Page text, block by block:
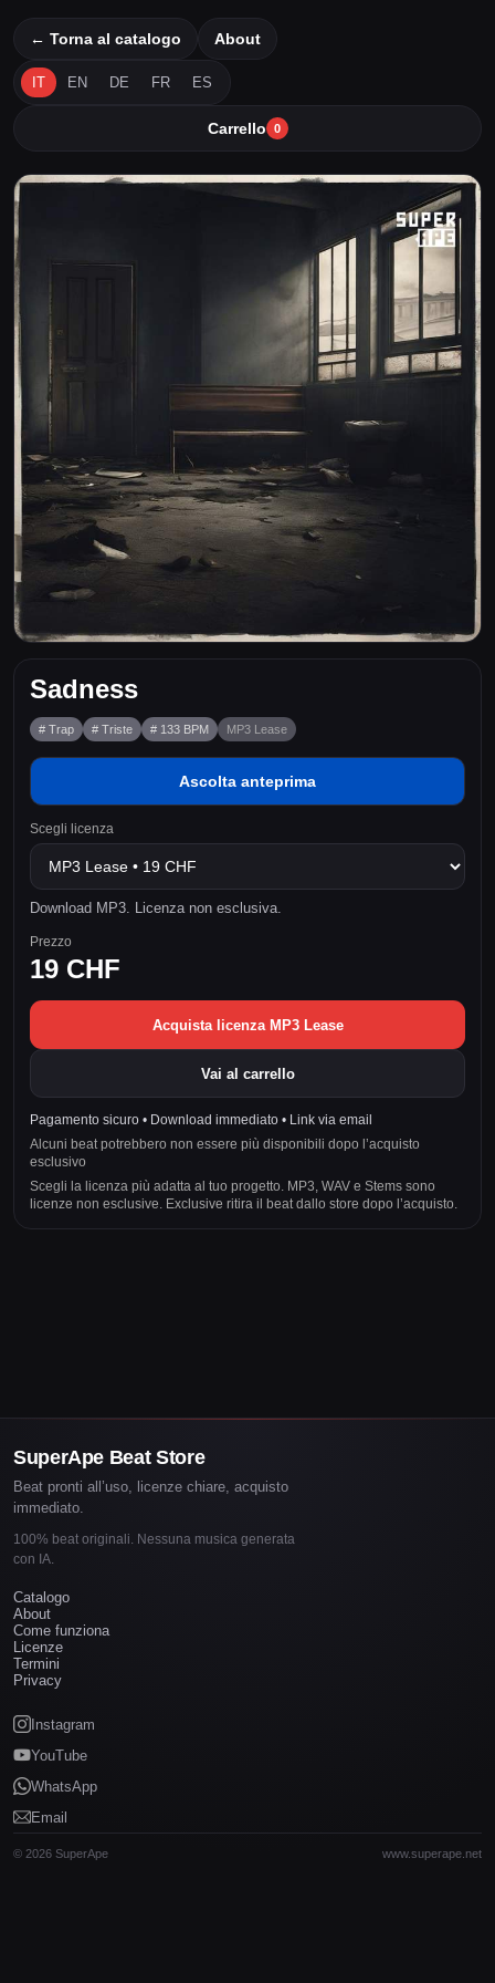
← Torna al catalogo About
IT EN DE FR ES
Carrello 0
Sadness
# Trap # Triste # 133 BPM MP3 Lease
Ascolta anteprima
Scegli licenza
Download MP3. Licenza non esclusiva.
Prezzo
19 CHF
Acquista licenza MP3 Lease
Vai al carrello
Pagamento sicuro • Download immediato • Link via email
Alcuni beat potrebbero non essere più disponibili dopo l’acquisto
esclusivo
Scegli la licenza più adatta al tuo progetto. MP3, WAV e Stems sono
licenze non esclusive. Exclusive ritira il beat dallo store dopo l’acquisto.
SuperApe Beat Store
Beat pronti all’uso, licenze chiare, acquisto
immediato.
100% beat originali. Nessuna musica generata
con IA.
Catalogo
About
Come funziona
Licenze
Termini
Privacy
Instagram
YouTube
WhatsApp
Email
© 2026 SuperApe www.superape.net